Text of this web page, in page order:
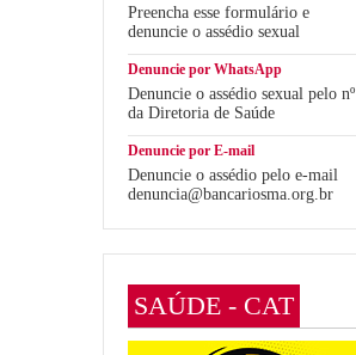
Preencha esse formulário e
denuncie o assédio sexual
Denuncie por WhatsApp
Denuncie o assédio sexual pelo nº
da Diretoria de Saúde
Denuncie por E-mail
Denuncie o assédio pelo e-mail
denuncia@bancariosma.org.br
SAÚDE - CAT